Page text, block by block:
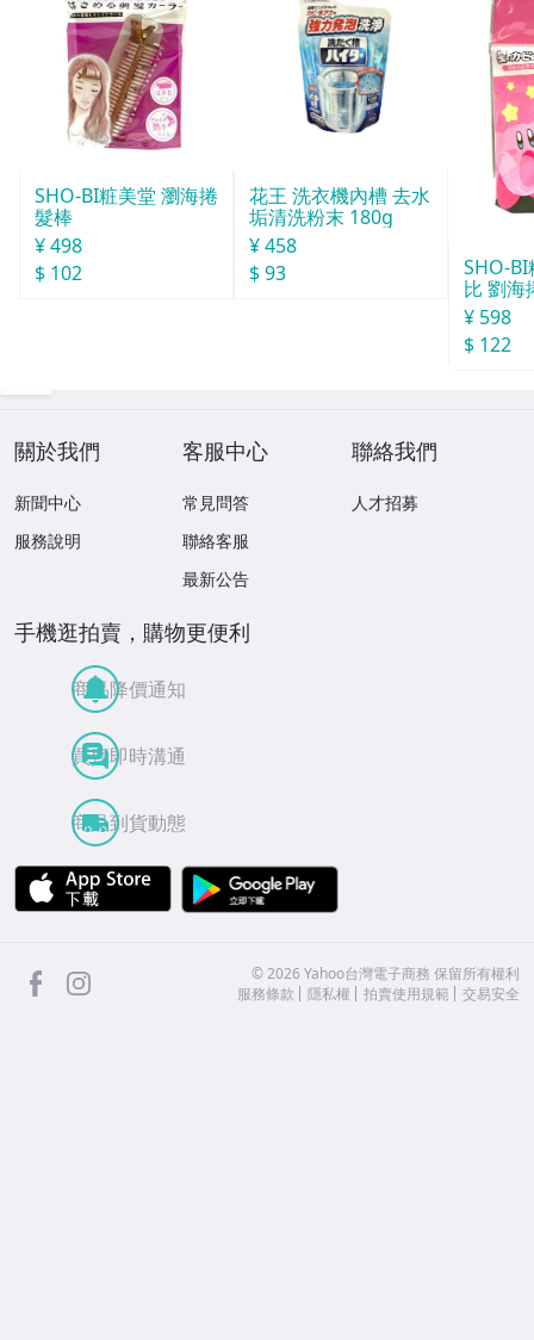
SHO-BI粧美堂 瀏海捲
髮棒
¥ 498
$ 102
花王 洗衣機內槽 去水
垢清洗粉末 180g
¥ 458
$ 93
SHO-
比 劉海
¥ 598
$ 122
關於我們
新聞中心
服務說明
客服中心
常見問答
聯絡客服
最新公告
聯絡我們
人才招募
手機逛拍賣，購物更便利
商品降價通知
買賣即時溝通
商品到貨動態
APP Store
facebook ©2026 Yahoo台灣電子商務 保留所有權利
服務條款
隱私權 拍賣使用規範 交易安全